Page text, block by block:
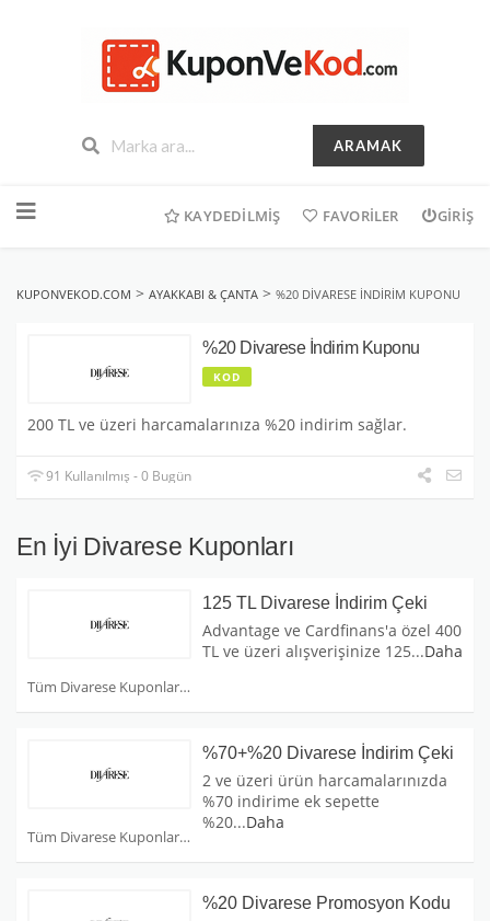
ARAMAK
geç
KAYDEDILMIŞ FAVORILER GIRIŞ
KUPONVEKOD.COM > AYAKKABI & ÇANTA > %20 DIVARESE İNDIRIM KUPONU
%20 Divarese İndirim Kuponu
KOD
200 TL ve üzeri harcamalarınıza %20 indirim sağlar.
91 Kullanılmış - 0 Bugün
En İyi Divarese Kuponları
Tüm Divarese Kuponları
125 TL Divarese İndirim Çeki
Advantage ve Cardfinans'a özel 400
TL ve üzeri alışverişinize 125...Daha
Tüm Divarese Kuponları
%70+%20 Divarese İndirim Çeki
2 ve üzeri ürün harcamalarınızda
%70 indirime ek sepette
%20...Daha
%20 Divarese Promosyon Kodu